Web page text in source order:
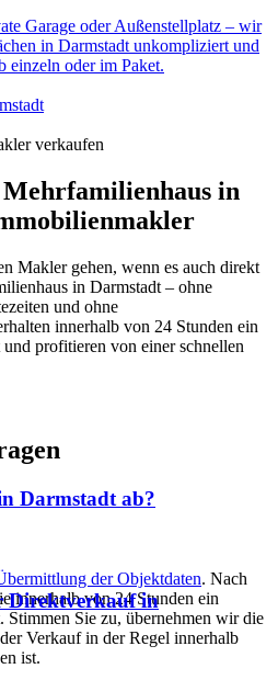
Garage oder Außenstellplatz – wir
in Darmstadt unkompliziert und
einzeln oder im Paket.
in
Makler gehen, wenn es auch direkt
in Darmstadt – ohne
und ohne
innerhalb von 24 Stunden ein
profitieren von einer schnellen
Darmstadt ab?
der Objektdaten. Nach
innerhalb von 24 Stunden ein
Sie zu, übernehmen wir die
Verkauf in der Regel innerhalb
ist.
Direktverkauf in